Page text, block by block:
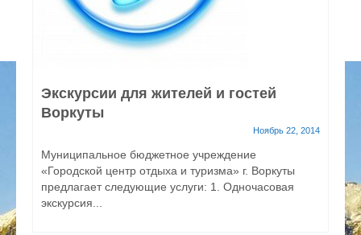
Экскурсии для жителей и гостей
Воркуты
Ноябрь 22, 2014
Муниципальное бюджетное учреждение
«Городской центр отдыха и туризма» г. Воркуты
предлагает следующие услуги: 1. Одночасовая
экскурсия...